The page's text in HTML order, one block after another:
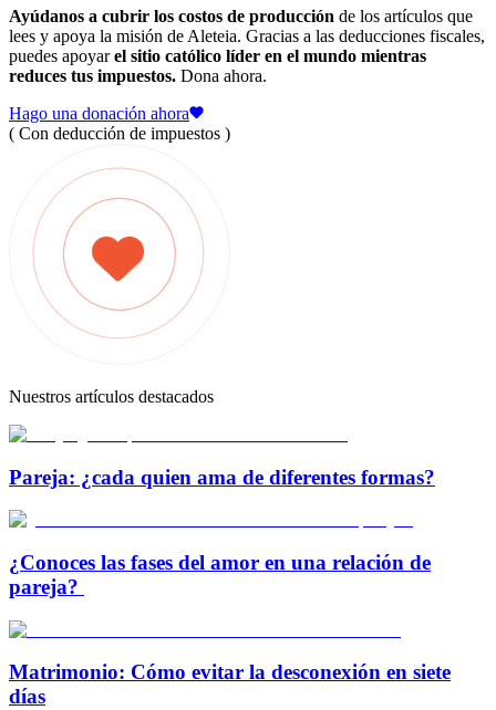
Ayúdanos a cubrir los costos de producción de los artículos que
lees y apoya la misión de Aleteia. Gracias a las deducciones fiscales,
puedes apoyarel sitio católico líder en el mundo mientras
reduces tus impuestos. Dona ahora.
Hago una donación ahora
( Con deducción de impuestos )
Nuestros artículos destacados
Pareja: ¿cada quien ama de diferentes formas?
¿Conoces las fases del amor en una relación de
pareja?
Matrimonio: Cómo evitar la desconexión en siete
días